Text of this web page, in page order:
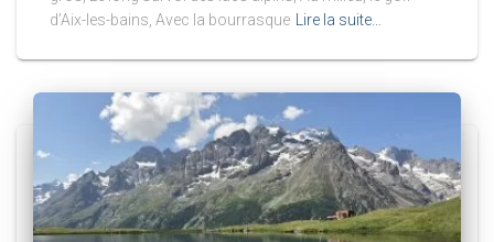
d’Aix-les-bains, Avec la bourrasque
Lire la suite…